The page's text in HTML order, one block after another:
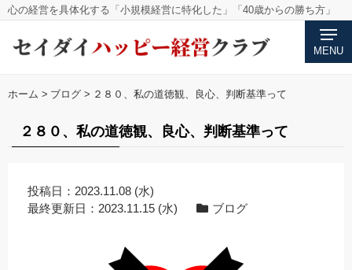
心の経営を具体化する「小規模経営に特化した」「40歳からの勝ち方」
MENU
ホーム > ブログ > ２８０、私の道徳観、良心、判断基準って
２８０、私の道徳観、良心、判断基準って
投稿日： 2023.11.08 (水)
最終更新日： 2023.11.15 (水) ブログ